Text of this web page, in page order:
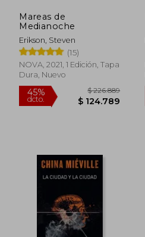
45% $ 249.701
$ 137.336
Mareas de
Medianoche
Erikson, Steven
(15)
NOVA, 2021, 1 Edición, Tapa
Dura, Nuevo